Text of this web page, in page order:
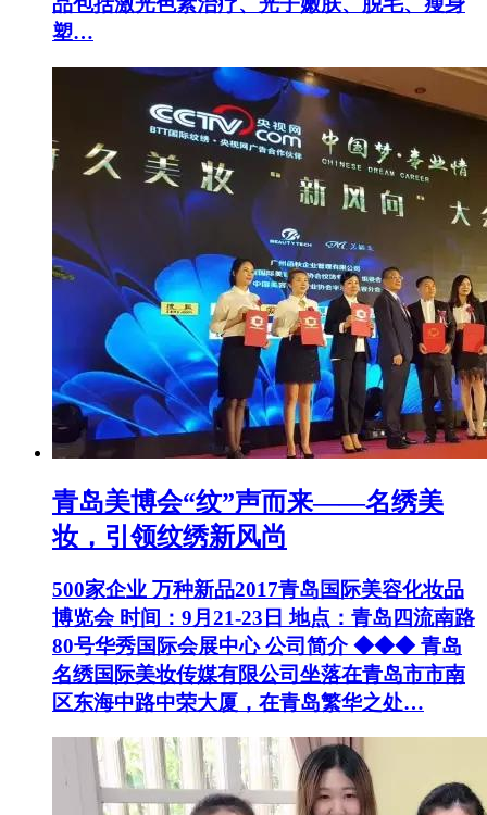
塑…
青岛美博会“纹”声而来——名绣美
妆，引领纹绣新风尚
500家企业 万种新品2017青岛国际美容化妆品
博览会 时间：9月21-23日 地点：青岛四流南路
80号华秀国际会展中心 公司简介 ◆◆◆ 青岛
名绣国际美妆传媒有限公司坐落在青岛市市南
区东海中路中荣大厦，在青岛繁华之处…